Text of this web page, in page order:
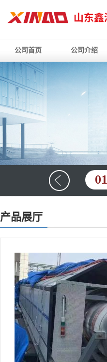
公司首页 公司介绍
01
产品展厅